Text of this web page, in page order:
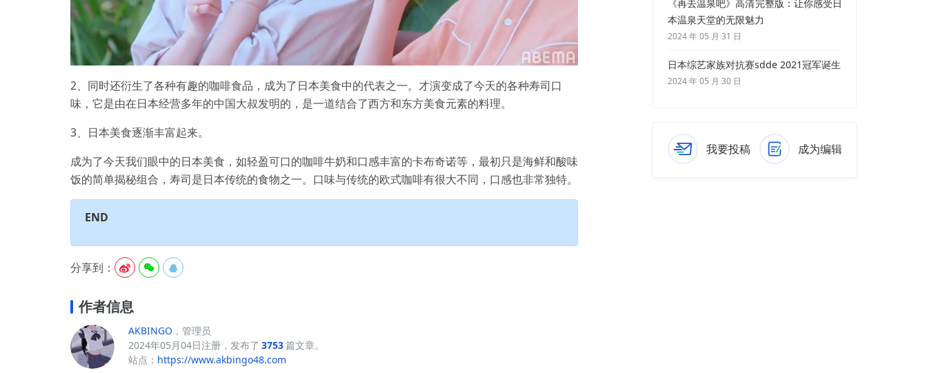
2、同时还衍生了各种有趣的咖啡食品，成为了日本美食中的代表之一。才演变成了今天的各种寿司口
味，它是由在日本经营多年的中国大叔发明的，是一道结合了西方和东方美食元素的料理。
3、日本美食逐渐丰富起来。
成为了今天我们眼中的日本美食，如轻盈可口的咖啡牛奶和口感丰富的卡布奇诺等，最初只是海鲜和酸味
饭的简单揭秘组合，寿司是日本传统的食物之一。口味与传统的欧式咖啡有很大不同，口感也非常独特。
END
分享到：   
作者信息
AKBINGO ，管理员
2024年05月04日注册，发布了 3753篇文章。
站点： https://www.akbingo48.com
《再去温泉吧》高清完整版：让你感受日
本温泉天堂的无限魅力
2024 年 05 月 31 日
日本综艺家族对抗赛sdde 2021冠军诞生
2024 年 05 月 30 日
我要投稿 成为编辑